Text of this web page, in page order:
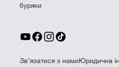
буряки
Зв’язатися з намиЮридична